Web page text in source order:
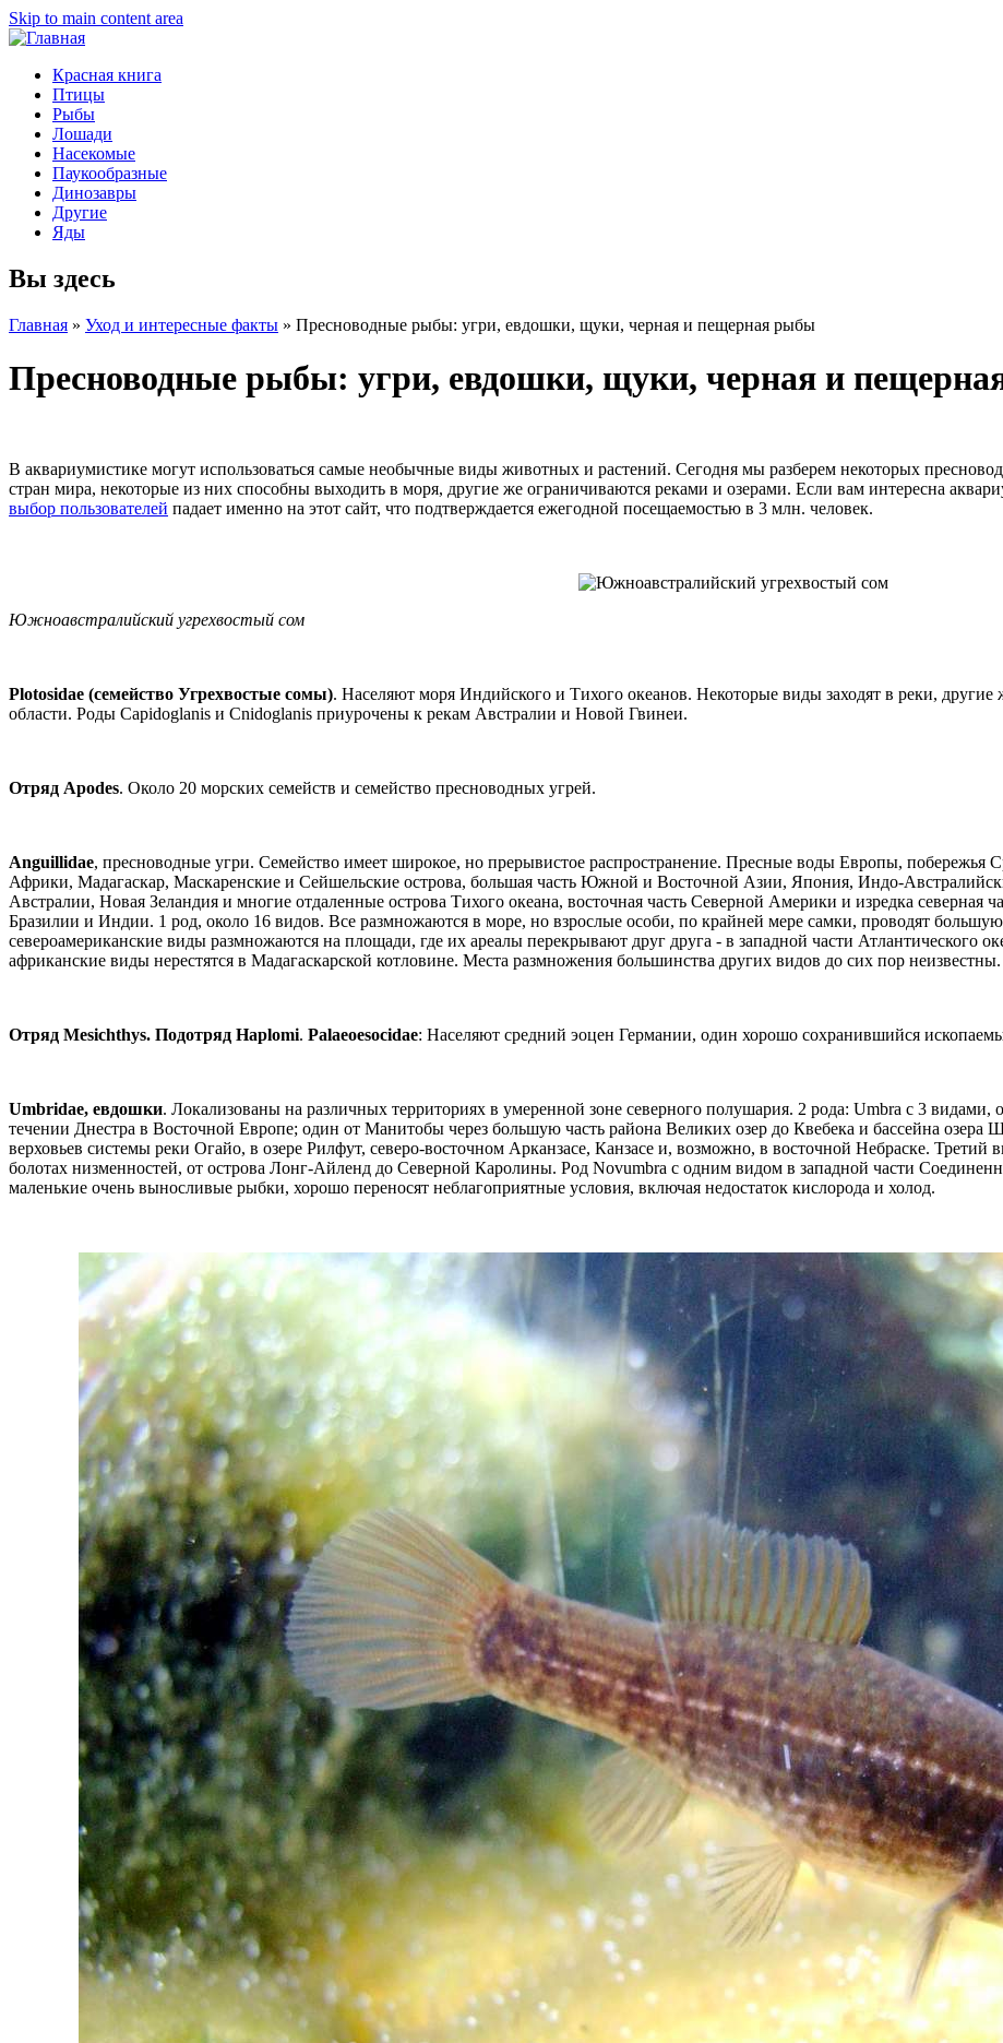
Skip to main content area
Красная книга
Птицы
Рыбы
Лошади
Насекомые
Паукообразные
Динозавры
Другие
Яды
Вы здесь
Главная » Уход и интересные факты » Пресноводные рыбы: угри, евдошки, щуки, черная и пещерная рыбы
Пресноводные рыбы: угри, евдошки, щуки, черная и
В аквариумистике могут использоваться самые необычные виды животных и растений. Сегодня мы разберем некоторых
стран мира, некоторые из них способны выходить в моря, другие же ограничиваются реками и озерами. Если вам интересна
выбор пользователей падает именно на этот сайт, что подтверждается ежегодной посещаемостью в 3 млн. человек.
Южноавстралийский угрехвостый сом
Plotosidae (семейство Угрехвостые сомы). Населяют моря Индийского и Тихого океанов. Некоторые виды заходят в реки,
области. Роды Capidoglanis и Cnidoglanis приурочены к рекам Австралии и Новой Гвинеи.
Отряд Apodes. Около 20 морских семейств и семейство пресноводных угрей.
Anguillidae, пресноводные угри. Семейство имеет широкое, но прерывистое распространение. Пресные воды Европы, побережья
Африки, Мадагаскар, Маскаренские и Сейшельские острова, большая часть Южной и Восточной Азии, Япония, Индо-
Австралии, Новая Зеландия и многие отдаленные острова Тихого океана, восточная часть Северной Америки и изредка
Бразилии и Индии. 1 род, около 16 видов. Все размножаются в море, но взрослые особи, по крайней мере самки, проводят
североамериканские виды размножаются на площади, где их ареалы перекрывают друг друга - в западной части Атлантического
африканские виды нерестятся в Мадагаскарской котловине. Места размножения большинства других видов до сих пор неизвестны.
Отряд Mesichthys. Подотряд Haplomi. Palaeoesocidae: Населяют средний эоцен Германии, один хорошо сохранившийся
Umbridae, евдошки. Локализованы на различных территориях в умеренной зоне северного полушария. 2 рода: Umbra с 3
течении Днестра в Восточной Европе; один от Манитобы через большую часть района Великих озер до Квебека и бассейна озера
верховьев системы реки Огайо, в озере Рилфут, северо-восточном Арканзасе, Канзасе и, возможно, в восточной Небраске. Третий
болотах низменностей, от острова Лонг-Айленд до Северной Каролины. Род Novumbra с одним видом в западной части
маленькие очень выносливые рыбки, хорошо переносят неблагоприятные условия, включая недостаток кислорода и холод.